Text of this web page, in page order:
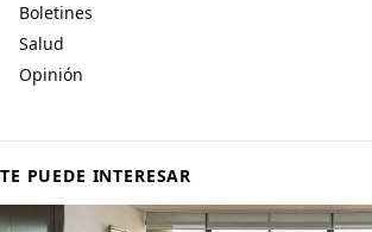
Boletines
Salud
Opinión
TE PUEDE INTERESAR